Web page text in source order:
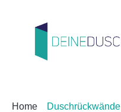
Home Duschrückwände